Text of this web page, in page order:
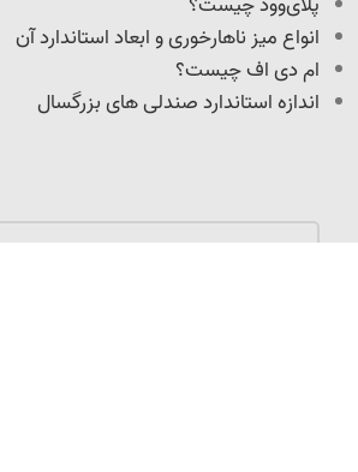
انواع میز ناهارخوری و ابعاد استاندارد آن
ام دی اف چیست؟
اندازه استاندارد صندلی های بزرگسال